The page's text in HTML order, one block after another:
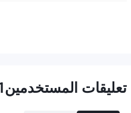
تعليقات المستخدمين